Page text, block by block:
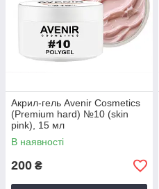
Акрил-гель Avenir Cosmetics
(Premium hard) №10 (skin
pink), 15 мл
В наявності
200 ₴